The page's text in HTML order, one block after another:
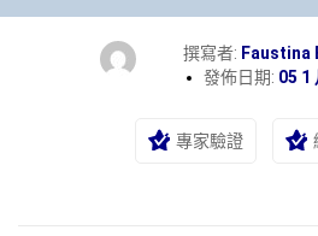
撰寫者: Faustina
發佈日期: 05 1
專家驗證